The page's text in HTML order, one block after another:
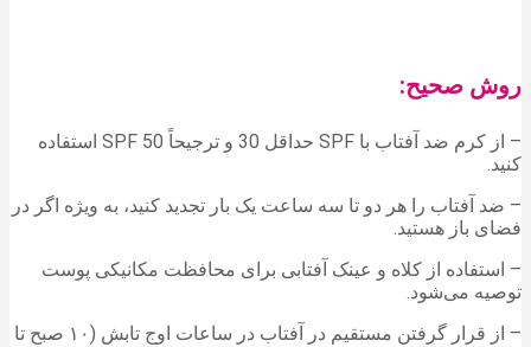
روش صحیح:
– از کرم ضد آفتاب با SPF حداقل 30 و ترجیحاً SPF 50 استفاده
کنید.
– ضد آفتاب را هر دو تا سه ساعت یک بار تجدید کنید، به ویژه اگر در
فضای باز هستید.
– استفاده از کلاه و عینک آفتابی برای محافظت مکانیکی پوست
توصیه می‌شود.
– از قرار گرفتن مستقیم در آفتاب در ساعات اوج تابش (۱۰ صبح تا